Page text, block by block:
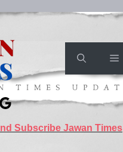
Google
Subscribe Jawan Times